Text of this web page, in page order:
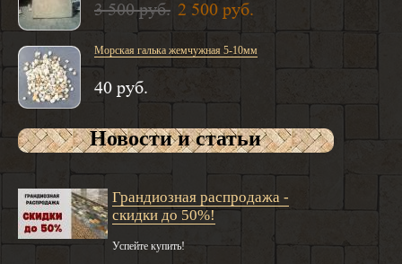
3 500 руб. 2 500 руб.
Морская галька жемчужная 5-10мм
40 руб.
Новости и статьи
Грандиозная распродажа -
скидки до 50%!
Успейте купить!